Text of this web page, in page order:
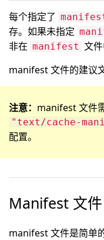
每个指定了
存。如果未指定
非在 manifest 文
manifest 文件的建议
注意： manifest 文件
"text/cache-
配置。
Manifest 文件
manifest 文件是简单